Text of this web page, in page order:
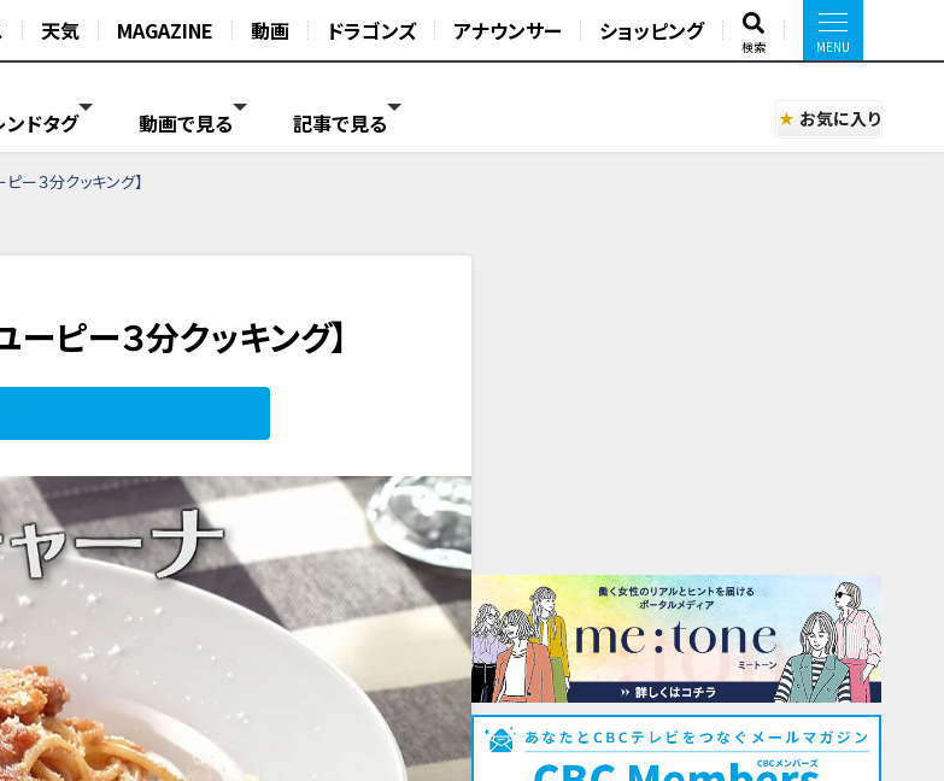
天気 MAGAZINE 動画 ドラゴンズ アナウンサー ショッピング
検索
ンドタグ 動画で見る 記事で見る お気に入り
ー３分クッキング】
ーピー３分クッキング】